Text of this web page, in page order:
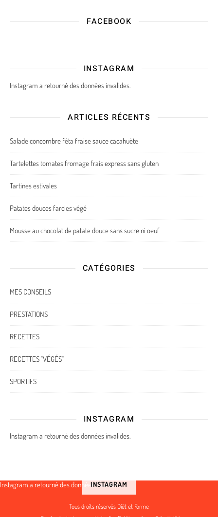
FACEBOOK
INSTAGRAM
Instagram a retourné des données invalides.
ARTICLES RÉCENTS
Salade concombre fêta fraise sauce cacahuète
Tartelettes tomates fromage frais express sans gluten
Tartines estivales
Patates douces farcies végé
Mousse au chocolat de patate douce sans sucre ni oeuf
CATÉGORIES
MES CONSEILS
PRESTATIONS
RECETTES
RECETTES "VÉGÉS"
SPORTIFS
INSTAGRAM
Instagram a retourné des données invalides.
INSTAGRAM
Instagram a retourné des données invalides.
Tous droits réservés Dièt et Forme